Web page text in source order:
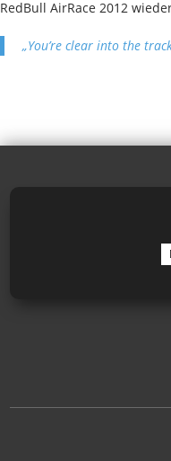
RedBull AirRace 2012
„You’re clear into the